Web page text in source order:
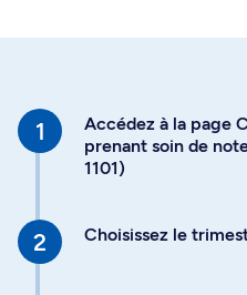
Accédez à la page
prenant soin de
1101)
Choisissez le